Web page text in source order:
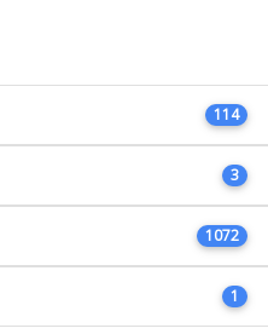
114
3
1072
1